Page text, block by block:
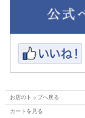
お店のトップへ戻る
カートを見る